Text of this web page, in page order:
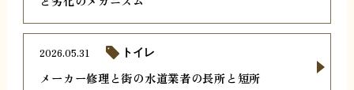
メーカー修理と街の水道業者の長所と短所
2026.05.31 トイレ